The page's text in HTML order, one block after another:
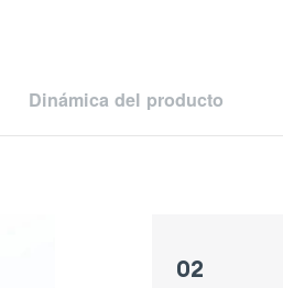
Dinámica del producto
02